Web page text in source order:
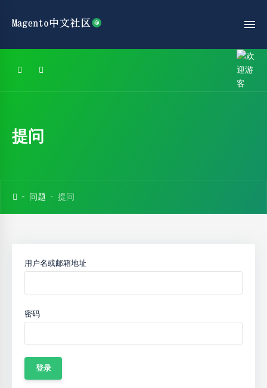
提问
问题 提问
用户名或邮箱地址
密码